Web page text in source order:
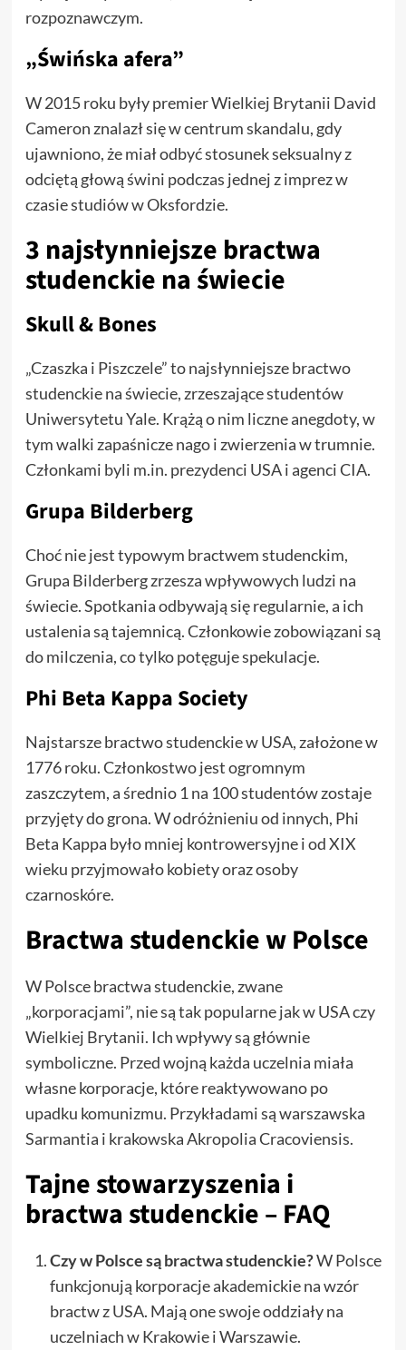
rozpoznawczym.
„Świńska afera”
W 2015 roku były premier Wielkiej Brytanii David
Cameron znalazł się w centrum skandalu, gdy
ujawniono, że miał odbyć stosunek seksualny z
odciętą głową świni podczas jednej z imprez w
czasie studiów w Oksfordzie.
3 najsłynniejsze bractwa
studenckie na świecie
Skull & Bones
„Czaszka i Piszczele” to najsłynniejsze bractwo
studenckie na świecie, zrzeszające studentów
Uniwersytetu Yale. Krążą o nim liczne anegdoty, w
tym walki zapaśnicze nago i zwierzenia w trumnie.
Członkami byli m.in. prezydenci USA i agenci CIA.
Grupa Bilderberg
Choć nie jest typowym bractwem studenckim,
Grupa Bilderberg zrzesza wpływowych ludzi na
świecie. Spotkania odbywają się regularnie, a ich
ustalenia są tajemnicą. Członkowie zobowiązani są
do milczenia, co tylko potęguje spekulacje.
Phi Beta Kappa Society
Najstarsze bractwo studenckie w USA, założone w
1776 roku. Członkostwo jest ogromnym
zaszczytem, a średnio 1 na 100 studentów zostaje
przyjęty do grona. W odróżnieniu od innych, Phi
Beta Kappa było mniej kontrowersyjne i od XIX
wieku przyjmowało kobiety oraz osoby
czarnoskóre.
Bractwa studenckie w Polsce
W Polsce bractwa studenckie, zwane
„korporacjami”, nie są tak popularne jak w USA czy
Wielkiej Brytanii. Ich wpływy są głównie
symboliczne. Przed wojną każda uczelnia miała
własne korporacje, które reaktywowano po
upadku komunizmu. Przykładami są warszawska
Sarmantia i krakowska Akropolia Cracoviensis.
Tajne stowarzyszenia i
bractwa studenckie – FAQ
Czy w Polsce są bractwa studenckie?W Polsce
funkcjonują korporacje akademickie na wzór
bractw z USA. Mają one swoje oddziały na
uczelniach w Krakowie i Warszawie.